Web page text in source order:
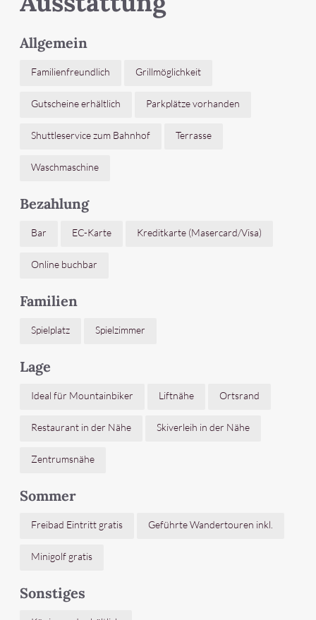
Allgemein
Familienfreundlich Grillmöglichkeit
Gutscheine erhältlich Parkplätze vorhanden
Shuttleservice zum Bahnhof Terrasse
Waschmaschine
Bezahlung
Bar EC-Karte Kreditkarte (Masercard/Visa)
Online buchbar
Familien
Spielplatz Spielzimmer
Lage
Ideal für Mountainbiker Liftnähe Ortsrand
Restaurant in der Nähe Skiverleih in der Nähe
Zentrumsnähe
Sommer
Freibad Eintritt gratis Geführte Wandertouren inkl.
Minigolf gratis
Sonstiges